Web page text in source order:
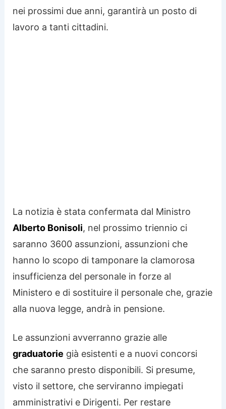
nei prossimi due anni, garantirà un posto di
lavoro a tanti cittadini.
La notizia è stata confermata dal Ministro
Alberto Bonisoli, nel prossimo triennio ci
saranno 3600 assunzioni, assunzioni che
hanno lo scopo di tamponare la clamorosa
insufficienza del personale in forze al
Ministero e di sostituire il personale che, grazie
alla nuova legge, andrà in pensione.
Le assunzioni avverranno grazie alle
graduatorie già esistenti e a nuovi concorsi
che saranno presto disponibili. Si presume,
visto il settore, che serviranno impiegati
amministrativi e Dirigenti. Per restare